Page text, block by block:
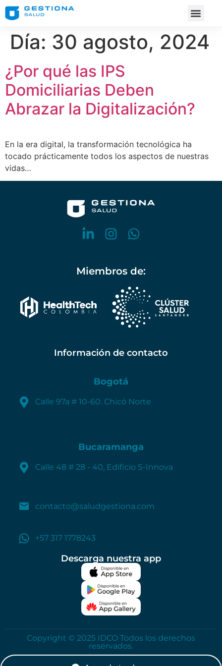
Día: 30 agosto, 2024
¿Por qué las IPS
Domiciliarias Deben
Abrazar la Digitalización?
En la era digital, la transformación tecnológica ha
tocado prácticamente todos los aspectos de nuestras
vidas…
Miembros de:
Información de contacto
Bogotá
Calle 97a # 10-60. Chicó Norte
Bucaramanga
Calle 48 # 28 - 40, Edificio S-Innova
contacto@saludgestiona.com
+57 317 1778243
Descarga nuestra app
Copyright © 2025 IDCO Todos los derechos
reservados.